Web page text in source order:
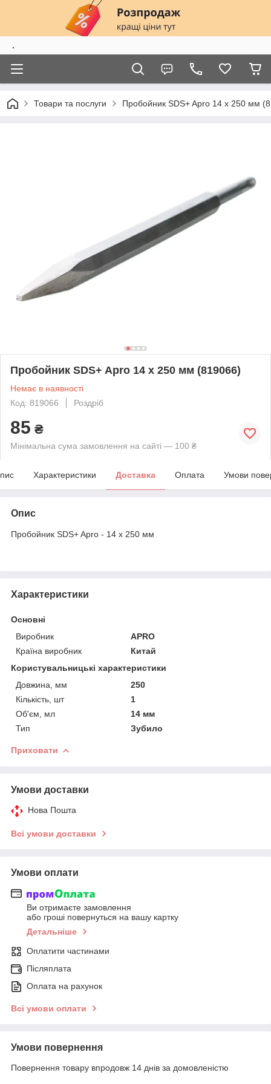
.
Товари та послуги Пробойник SDS+ Apro 14 x 250 мм
Пробойник SDS+ Apro 14 x 250 мм (819066)
Немає в наявності
Код: 819066
Роздріб
85 ₴
Мінімальна сума замовлення на сайті — 100 ₴
Характеристики Доставка Оплата Умови
Опис
Пробойник SDS+ Apro - 14 x 250 мм
Характеристики
Основні
Виробник
APRO
Країна виробник
Китай
Користувальницькі характеристики
Довжина, мм
250
Кількість, шт
1
Об'єм, мл
14 мм
Тип
Зубило
Приховати
Умови доставки
Нова Пошта
Всі умови доставки
Умови оплати
Ви отримаєте замовлення
або гроші повернуться на вашу картку
Детальніше
Оплатити частинами
Післяплата
Оплата на рахунок
Всі умови оплати
Умови повернення
Повернення товару впродовж 14 днів за домовленістю